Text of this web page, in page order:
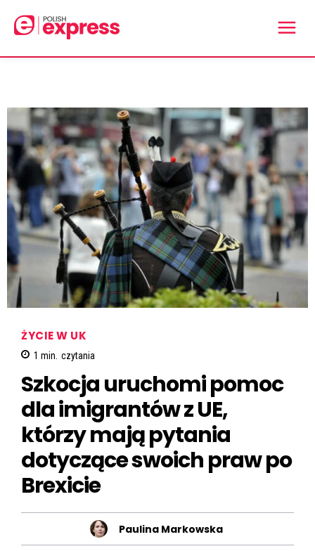
ŻYCIE W UK
1 min. czytania
Szkocja uruchomi pomoc
dla imigrantów z UE,
którzy mają pytania
dotyczące swoich praw po
Brexicie
Paulina Markowska